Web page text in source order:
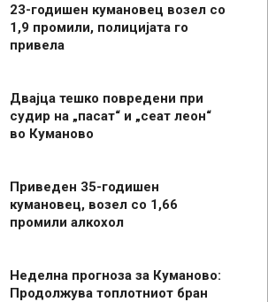
23-годишен кумановец возел со
1,9 промили, полицијата го
привела
Двајца тешко повредени при
судир на „пасат“ и „сеат леон“
во Куманово
Приведен 35-годишен
кумановец, возел со 1,66
промили алкохол
Неделна прогноза за Куманово:
Продолжува топлотниот бран